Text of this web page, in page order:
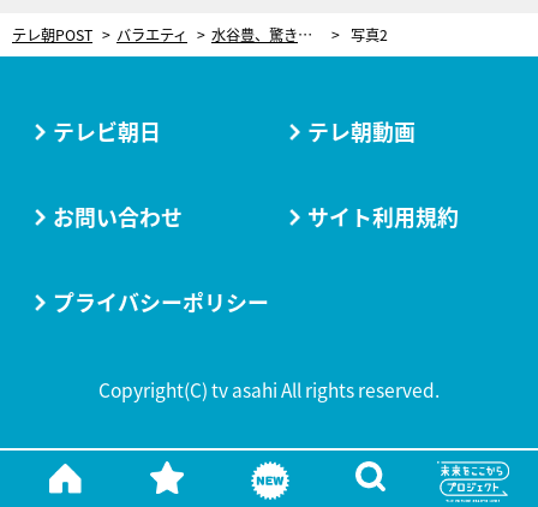
テレ朝POST バラエティ 水谷豊、驚きの「来年は本気を出そうかな」宣言！相棒コンビで『ザワつく！大晦日』に3年連続参戦 写真2
テレビ朝日 テレ朝動画
お問い合わせ サイト利用規約
プライバシーポリシー
Copyright(C) tv asahi All rights reserved.